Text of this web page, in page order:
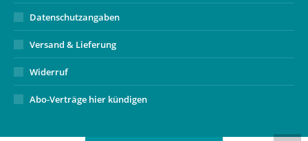
Datenschutzangaben
Versand & Lieferung
Widerruf
Abo-Verträge hier kündigen